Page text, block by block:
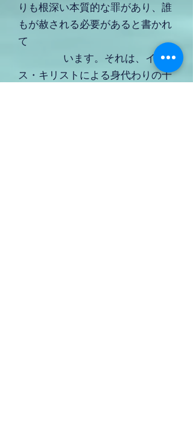
りも根深い本質的な罪があり、誰
もが赦される必要があると書かれ
て
います。それは、イエ
ス・キリストによる身代わりの十